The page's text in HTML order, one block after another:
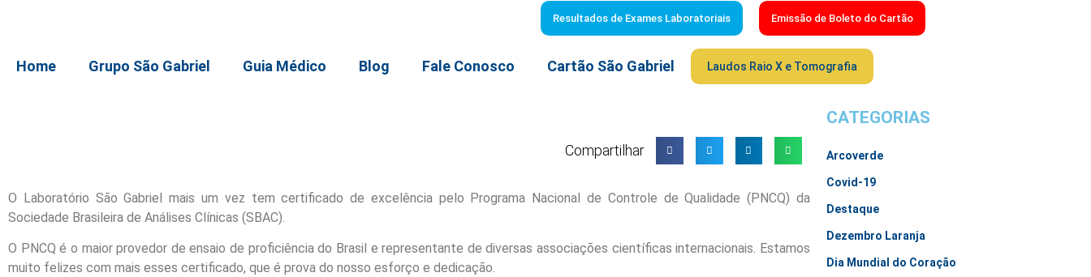
Resultados de Exames Laboratoriais Emissão de Boleto do Cartão
Home Grupo São Gabriel Guia Médico Blog Fale Conosco Cartão São Gabriel Laudos Raio X e Tomografia
Compartilhar
O Laboratório São Gabriel mais um vez tem certificado de excelência pelo Programa Nacional de Controle de Qualidade (PNCQ) da
Sociedade Brasileira de Análises Clínicas (SBAC).
O PNCQ é o maior provedor de ensaio de proficiência do Brasil e representante de diversas associações científicas internacionais. Estamos
muito felizes com mais esses certificado, que é prova do nosso esforço e dedicação.
CATEGORIAS
Arcoverde
Covid-19
Destaque
Dezembro Laranja
Dia Mundial do Coração